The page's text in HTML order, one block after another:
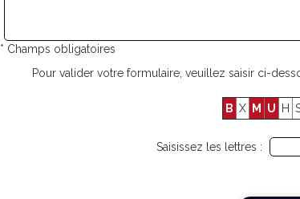
* Champs obligatoires
Pour valider votre formulaire, veuillez saisir ci-
B X M U H
Saisissez les lettres :